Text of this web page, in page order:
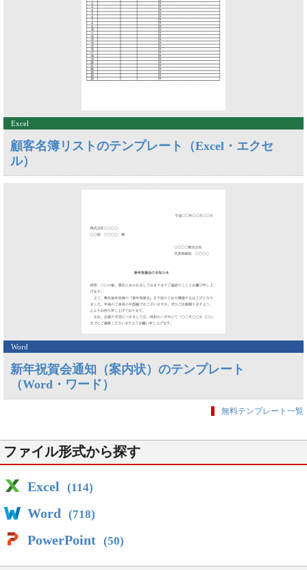
Excel
顧客名簿リストのテンプレート（Excel・エクセ
ル）
Word
新年祝賀会通知（案内状）のテンプレート
（Word・ワード）
無料テンプレート一覧
ファイル形式から探す
Excel (114)
Word (718)
PowerPoint (50)